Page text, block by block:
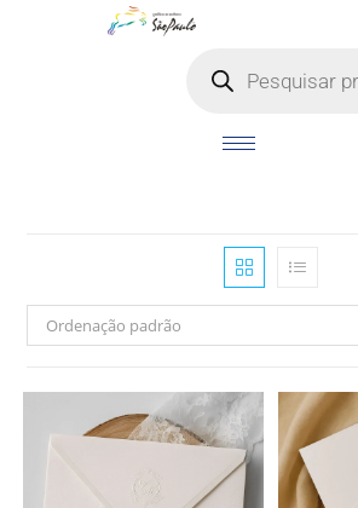
Ordenação padrão